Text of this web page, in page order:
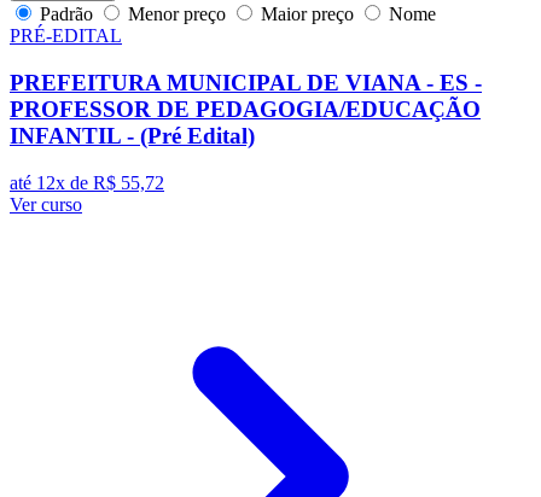
Padrão Menor preço Maior preço
Nome
PRÉ-EDITAL
PREFEITURA MUNICIPAL DE VIANA - ES -
PROFESSOR DE PEDAGOGIA/EDUCAÇÃO
INFANTIL - (Pré Edital)
até 12x de R$ 55,72
Ver curso